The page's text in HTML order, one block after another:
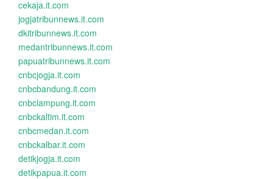
cekaja.it.com
jogjatribunnews.it.com
dkitribunnews.it.com
medantribunnews.it.com
papuatribunnews.it.com
cnbcjogja.it.com
cnbcbandung.it.com
cnbclampung.it.com
cnbckaltim.it.com
cnbcmedan.it.com
cnbckalbar.it.com
detikjogja.it.com
detikpapua.it.com